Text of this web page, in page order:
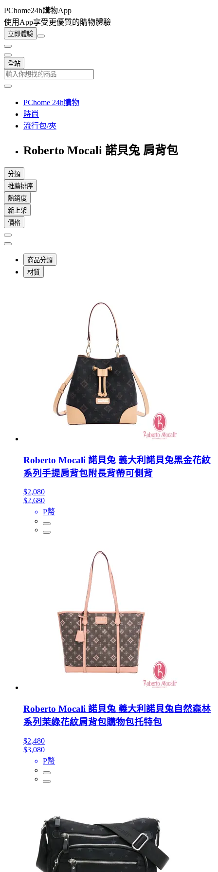
PChome24h購物App
使用App享受更優質的購物體驗
立即體驗
全站
PChome 24h購物
時尚
流行包/夾
Roberto Mocali 諾貝兔 肩背包
分類
推薦排序
熱銷度
新上架
價格
商品分類
材質
Roberto Mocali 諾貝兔 義大利諾貝兔黑金花紋
系列手提肩背包附長背帶可側背
$2,080
$2,680
P幣
Roberto Mocali 諾貝兔 義大利諾貝兔自然森林
系列茉綠花紋肩背包購物包托特包
$2,480
$3,080
P幣